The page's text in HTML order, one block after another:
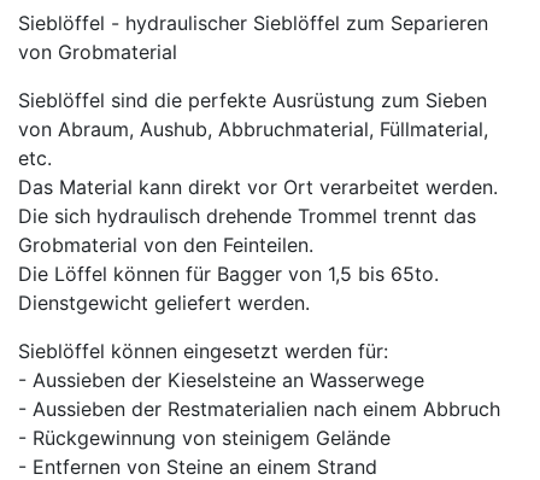
Sieblöffel - hydraulischer Sieblöffel zum Separieren
von Grobmaterial
Sieblöffel sind die perfekte Ausrüstung zum Sieben
von Abraum, Aushub, Abbruchmaterial, Füllmaterial,
etc.
Das Material kann direkt vor Ort verarbeitet werden.
Die sich hydraulisch drehende Trommel trennt das
Grobmaterial von den Feinteilen.
Die Löffel können für Bagger von 1,5 bis 65to.
Dienstgewicht geliefert werden.
Sieblöffel können eingesetzt werden für:
- Aussieben der Kieselsteine an Wasserwege
- Aussieben der Restmaterialien nach einem Abbruch
- Rückgewinnung von steinigem Gelände
- Entfernen von Steine an einem Strand